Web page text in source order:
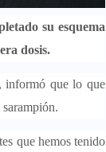
su esquema
dosis.
informó que lo que
que hemos tenido